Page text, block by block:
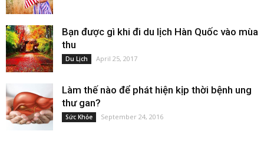
Bạn được gì khi đi du lịch Hàn Quốc vào mùa
thu
Du Lịch April 25, 2017
Làm thế nào để phát hiện kịp thời bệnh ung
thư gan?
Sức Khỏe September 24, 2016